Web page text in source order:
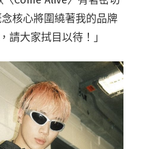
核心將圍繞著我的品牌
請大家拭目以待！」